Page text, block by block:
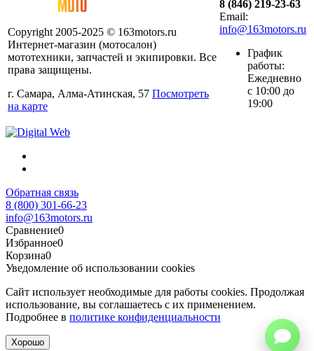
Copyright 2005-2025 © 163motors.ru
Интернет-магазин (мотосалон)
мототехники, запчастей и экипировки. Все
права защищены.
г. Самара, Алма-Атинская, 57 Посмотреть
на карте
8 (846) 219-23-63
Email:
info@163motors.ru
График
работы:
Ежедневно
с 10:00 до
19:00
Обратная связь
8 (800) 301-66-23
info@163motors.ru
Сравнение0
Избранное0
Корзина0
Уведомление об использовании cookies
Сайт использует необходимые для работы cookies. Продолжая
использование, вы соглашаетесь с их применением.
Подробнее в политике конфиденциальности
Хорошо